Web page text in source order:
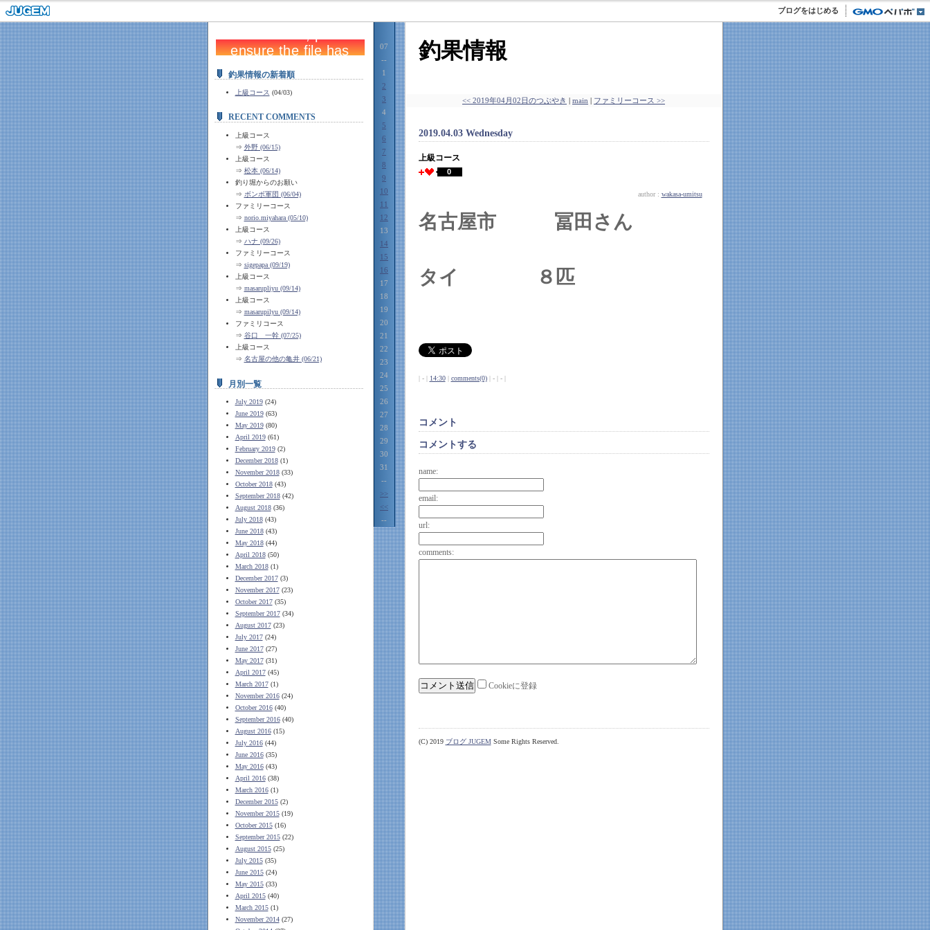
ブログをはじめる
釣果情報の新着順
上級コース (04/03)
RECENT COMMENTS
上級コース
⇒ 外野 (06/15)
上級コース
⇒ 松本 (06/14)
釣り堀からのお願い
⇒ ボンボ軍団 (06/04)
ファミリーコース
⇒ norio.miyahara (05/10)
上級コース
⇒ ハナ (09/26)
ファミリーコース
⇒ sigepapa (09/19)
上級コース
⇒ masarupliyu (09/14)
上級コース
⇒ masarupilyu (09/14)
ファミリコース
⇒ 谷口 一幹 (07/25)
上級コース
⇒ 名古屋の他の亀井 (06/21)
月別一覧
July 2019(24)
June 2019(63)
May 2019(80)
April 2019(61)
February 2019(2)
December 2018(1)
November 2018(33)
October 2018(43)
September 2018(42)
August 2018(36)
July 2018(43)
June 2018(43)
May 2018(44)
April 2018(50)
March 2018(1)
December 2017(3)
November 2017(23)
October 2017(35)
September 2017(34)
August 2017(23)
July 2017(24)
June 2017(27)
May 2017(31)
April 2017(45)
March 2017(1)
November 2016(24)
October 2016(40)
September 2016(40)
August 2016(15)
July 2016(44)
June 2016(35)
May 2016(43)
April 2016(38)
March 2016(1)
December 2015(2)
November 2015(19)
October 2015(16)
September 2015(22)
August 2015(25)
July 2015(35)
June 2015(24)
May 2015(33)
April 2015(40)
March 2015(1)
November 2014(27)
07
--
1
2
3
4
5
6
7
8
9
10
11
12
13
14
15
16
17
18
19
20
21
22
23
24
25
26
27
28
29
30
31
--
>>
<<
--
釣果情報
<< 2019年04月02日のつぶやき | main | ファミリーコース >>
2019.04.03 Wednesday
上級コース
0
author : wakasa-umitsu
名古屋市 冨田さん
タイ ８匹
| - | 14:30| comments(0)| - | - |
コメント
コメントする
name:
email:
url:
comments:
Cookieに登録
(C) 2019 ブログ JUGEMSome Rights Reserved.